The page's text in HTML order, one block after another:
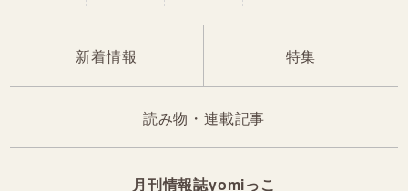
新着情報 特集
読み物・連載記事
月刊情報誌yomiっこ